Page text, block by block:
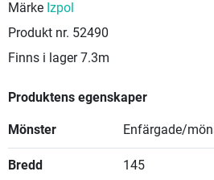
Märke Izpol
Produkt nr. 52490
Finns i lager 7.3m
Produktens egenskaper
Mönster Enfärgade/
Bredd 145